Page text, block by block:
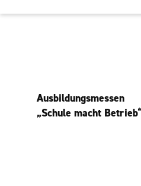
Ausbildungsmessen
„Schule macht